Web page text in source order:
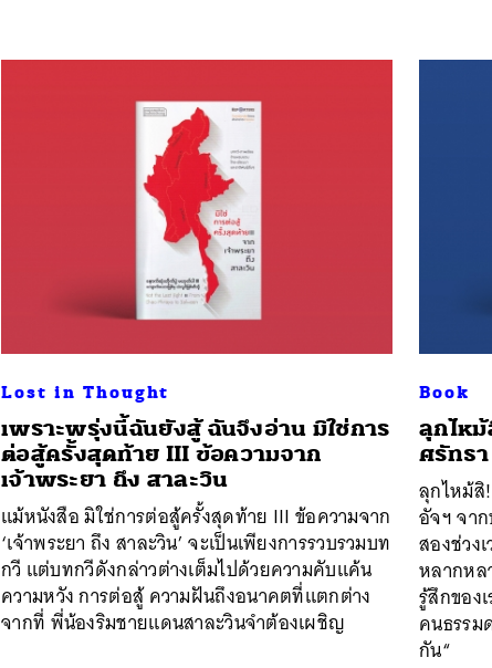
Lost in Thought
เพราะพรุ่งนี้ฉันยังสู้ ฉันจึงอ่าน มิใช่การ
ต่อสู้ครั้งสุดท้าย III ข้อความจาก
เจ้าพระยา ถึง สาละวิน
แม้หนังสือ มิใช่การต่อสู้ครั้งสุดท้าย III ข้อความจาก
‘เจ้าพระยา ถึง สาละวิน’ จะเป็นเพียงการรวบรวมบท
กวี แต่บทกวีดังกล่าวต่างเต็มไปด้วยความคับแค้น
ความหวัง การต่อสู้ ความฝันถึงอนาคตที่แตกต่าง
จากที่ พี่น้องริมชายแดนสาละวินจำต้องเผชิญ
Book
ลุกไห
ศรัทธ
ลุกไหม้สิ
อัจฯ จา
สองช่วง
หลากหล
รู้สึกของ
คนธรรม
กัน“